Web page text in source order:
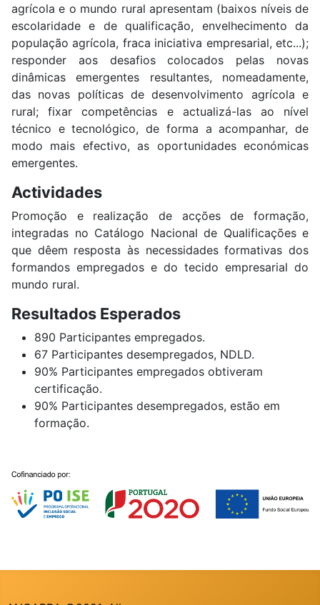
agrícola e o mundo rural apresentam (baixos níveis de
escolaridade e de qualificação, envelhecimento da
população agrícola, fraca iniciativa empresarial, etc...);
responder aos desafios colocados pelas novas
dinâmicas emergentes resultantes, nomeadamente,
das novas políticas de desenvolvimento agrícola e
rural; fixar competências e actualizá-las ao nível
técnico e tecnológico, de forma a acompanhar, de
modo mais efectivo, as oportunidades económicas
emergentes.
Actividades
Promoção e realização de acções de formação,
integradas no Catálogo Nacional de Qualificações e
que dêem resposta às necessidades formativas dos
formandos empregados e do tecido empresarial do
mundo rural.
Resultados Esperados
890 Participantes empregados.
67 Participantes desempregados, NDLD.
90% Participantes empregados obtiveram
certificação.
90% Participantes desempregados, estão em
formação.